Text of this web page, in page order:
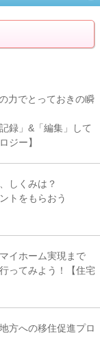
力でとっておきの瞬
録」&「編集」して
ジー】
しくみは？
トをもらおう
イホーム実現まで
ってみよう！【住宅
方への移住促進プロ